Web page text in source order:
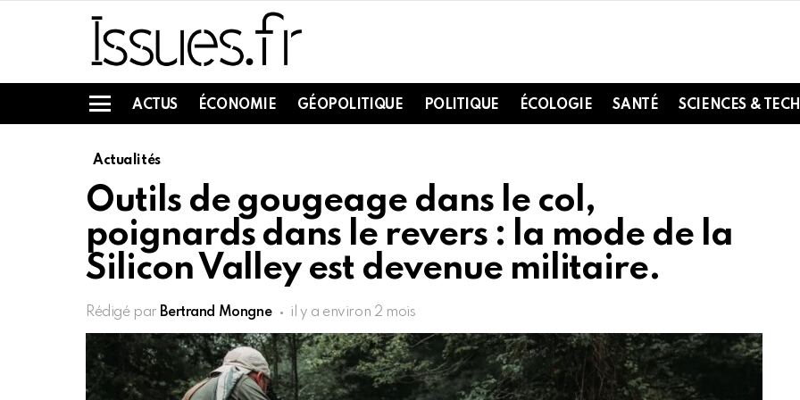
Menu
ACTUS ÉCONOMIE GÉOPOLITIQUE POLITIQUE ÉCOLOGIE SANTÉ SCIENCES & TECH
Actualités
Outils de gougeage dans le col,
poignards dans le revers : la mode de la
Silicon Valley est devenue militaire.
Rédigé par Bertrand Mongne il y a environ 2 mois